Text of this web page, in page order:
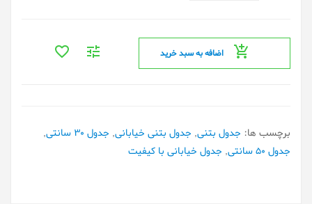
اضافه به سبد خرید
برچسب ها: جدول بتنی, جدول بتنی خیابانی, جدول 30 سانتی
,
جدول 50 سانتی
, جدول خیابانی با کیفیت